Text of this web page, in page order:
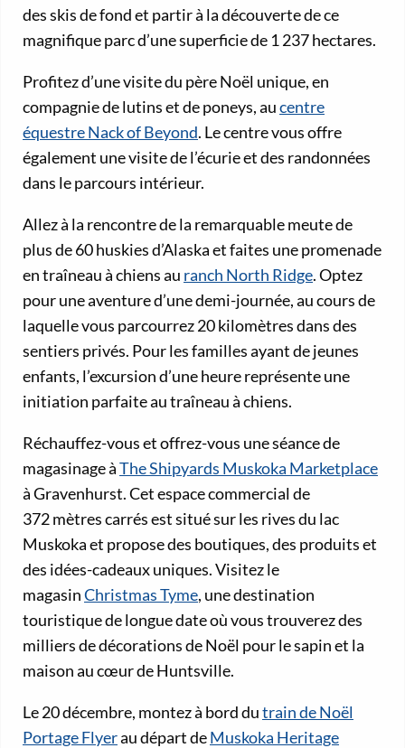
des skis de fond et partir à la découverte de ce
magnifique parc d’une superficie de 1 237 hectares.
Profitez d’une visite du père Noël unique, en
compagnie de lutins et de poneys, aucentre
équestre Nack of Beyond. Le centre vous offre
également une visite de l’écurie et des randonnées
dans le parcours intérieur.
Allez à la rencontre de la remarquable meute de
plus de 60 huskies d’Alaska et faites une promenade
en traîneau à chiens au ranch North Ridge. Optez
pour une aventure d’une demi-journée, au cours de
laquelle vous parcourrez 20 kilomètres dans des
sentiers privés. Pour les familles ayant de jeunes
enfants, l’excursion d’une heure représente une
initiation parfaite au traîneau à chiens.
Réchauffez-vous et offrez-vous une séance de
magasinage àThe Shipyards Muskoka Marketplace
à Gravenhurst. Cet espace commercial de
372 mètres carrés est situé sur les rives du lac
Muskoka et propose des boutiques, des produits et
des idées-cadeaux uniques. Visitez le
magasinChristmas Tyme, une destination
touristique de longue date où vous trouverez des
milliers de décorations de Noël pour le sapin et la
maison au cœur de Huntsville.
Le 20 décembre, montez à bord dutrain de Noël
Portage Flyerau départ deMuskoka Heritage